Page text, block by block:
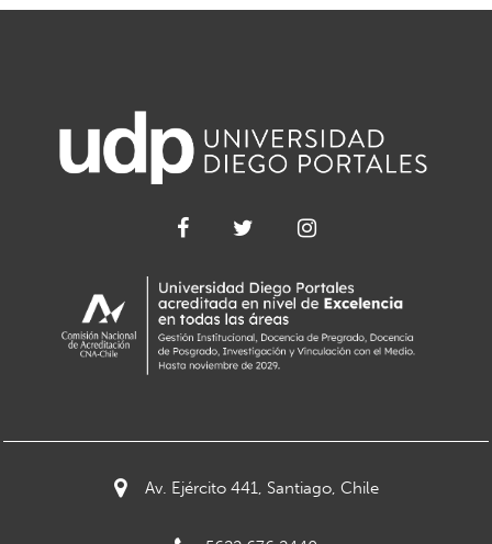
Av. Ejército 441, Santiago, Chile